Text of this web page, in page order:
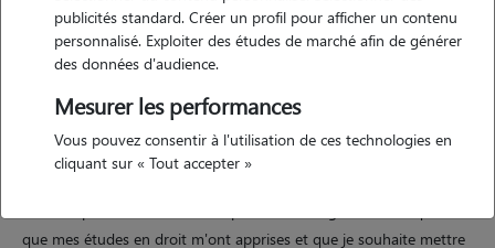
actuellement étudiante en droit et en préparation du crfpa, je passe
beaucoup de temps à étudier à la maison. avoir un animal de
compagnie représente pour moi une présence apaisante et un
équilibre essentiel dans cette période exigeante.
je dispose du temps nécessaire pour m'en occuper quotidiennement
que mes études en droit m'ont apprises et que je souhaite mettre
publicités standard. Créer un profil pour afficher un contenu
personnalisé. Exploiter des études de marché afin de générer
des données d'audience.
Mesurer les performances
Vous pouvez consentir à l'utilisation de ces technologies en
cliquant sur « Tout accepter »